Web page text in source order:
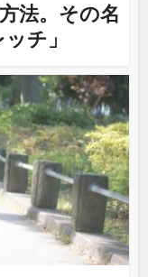
法。その名
チ」